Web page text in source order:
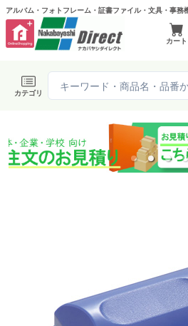
アルバム・フォトフレーム・証書ファイル・文具・事務
カート
カテゴリ